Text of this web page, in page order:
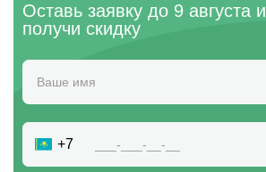
Оставь заявку до 9 августа и
получи скидку
+7